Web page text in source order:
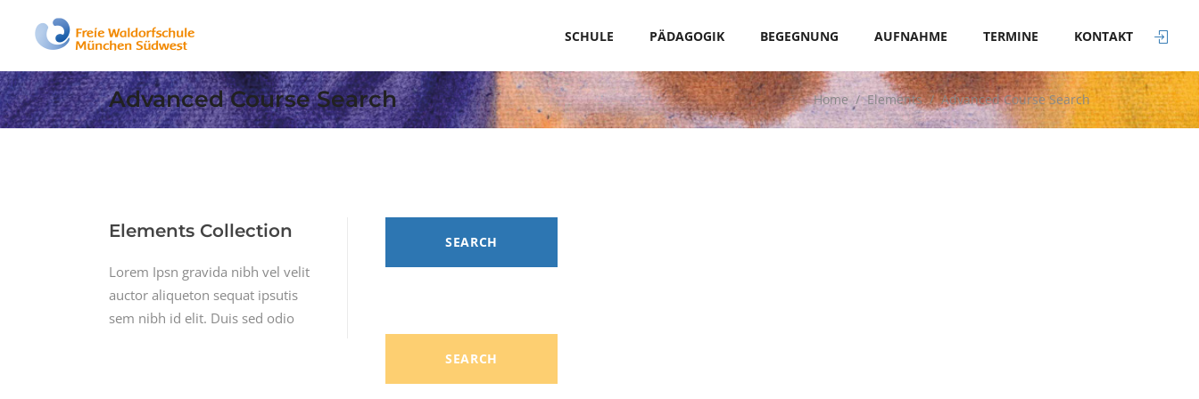
SCHULE PÄDAGOGIK BEGEGNUNG AUFNAHME TERMINE KONTAKT
Advanced Course Search Home/Elements/Advanced Course Search
SEARCH
SEARCH
Elements Collection
Lorem Ipsn gravida nibh vel velit
auctor aliqueton sequat ipsutis
sem nibh id elit. Duis sed odio